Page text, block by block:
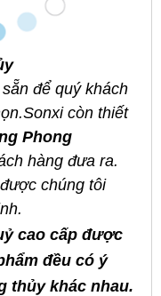
để quý khách
còn thiết
Phong
hàng đưa ra.
chúng tôi
cao cấp được
đều có ý
thủy khác nhau.